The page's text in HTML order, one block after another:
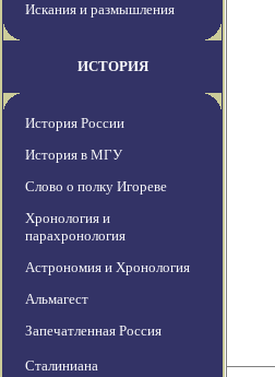
Искания и размышления
ИСТОРИЯ
История России
История в МГУ
Слово о полку Игореве
Хронология и
парахронология
Астрономия и Хронология
Альмагест
Запечатленная Россия
Сталиниана